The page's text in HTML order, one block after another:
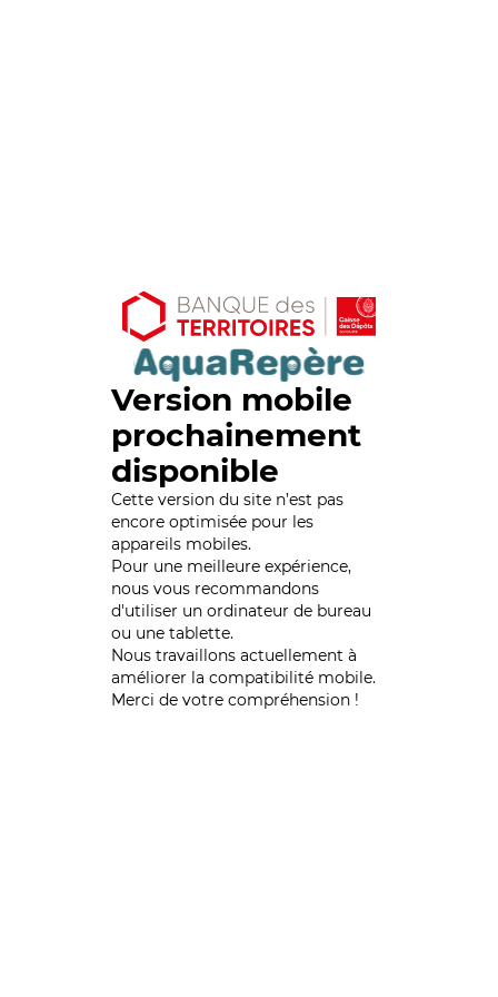
Version mobile
prochainement
disponible
Cette version du site n’est pas
encore optimisée pour les
appareils mobiles.
Pour une meilleure expérience,
nous vous recommandons
d'utiliser un ordinateur de bureau
ou une tablette.
Nous travaillons actuellement à
améliorer la compatibilité mobile.
Merci de votre compréhension !